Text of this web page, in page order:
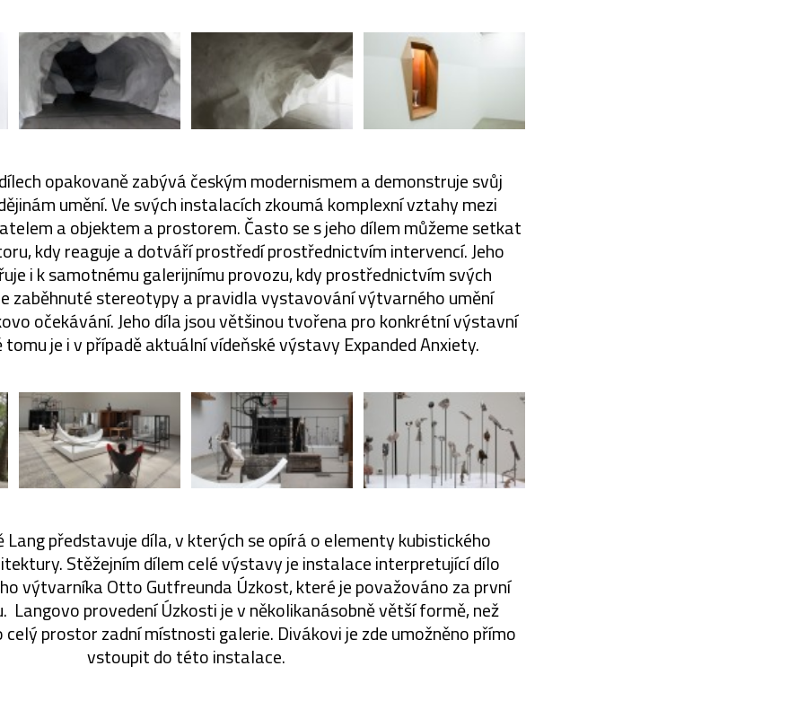
opakovaně zabývá českým modernismem a demonstruje svůj
umění. Ve svých instalacích zkoumá komplexní vztahy mezi
a objektem a prostorem. Často se s jeho dílem můžeme setkat
kdy reaguje a dotváří prostředí prostřednictvím intervencí. Jeho
i k samotnému galerijnímu provozu, kdy prostřednictvím svých
zaběhnuté stereotypy a pravidla vystavování výtvarného umění
očekávání. Jeho díla jsou většinou tvořena pro konkrétní výstavní
je i v případě aktuální vídeňské výstavy Expanded Anxiety.
představuje díla, v kterých se opírá o elementy kubistického
Stěžejním dílem celé výstavy je instalace interpretující dílo
výtvarníka Otto Gutfreunda Úzkost, které je považováno za první
Langovo provedení Úzkosti je v několikanásobně větší formě, než
prostor zadní místnosti galerie. Divákovi je zde umožněno přímo
vstoupit do této instalace.